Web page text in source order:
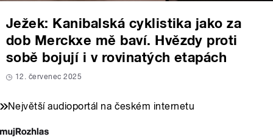
Ježek: Kanibalská cyklistika jako za
dob Merckxe mě baví. Hvězdy proti
sobě bojují i v rovinatých etapách
12. červenec 2025
Největší audioportál na českém internetu